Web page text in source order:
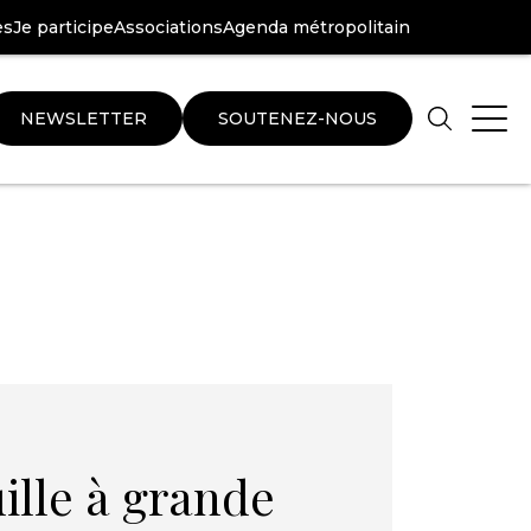
Je participeAssociationsAgenda métropolitain
NEWSLETTER SOUTENEZ-NOUS
à grande